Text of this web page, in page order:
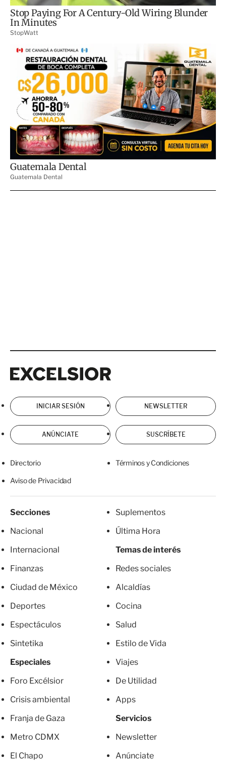
INICIAR SESIÓN NEWSLETTER
ANÚNCIATE SUSCRÍBETE
Directorio Términos y Condiciones
Aviso de Privacidad
Secciones
Nacional
Internacional
Finanzas
Ciudad de México
Deportes
Espectáculos
Sintetika
Especiales
Foro Excélsior
Crisis ambiental
Franja de Gaza
Metro CDMX
El Chapo
Suplementos
Última Hora
Temas de interés
Redes sociales
Alcaldías
Cocina
Salud
Estilo de Vida
Viajes
De Utilidad
Apps
Servicios
Newsletter
Anúnciate